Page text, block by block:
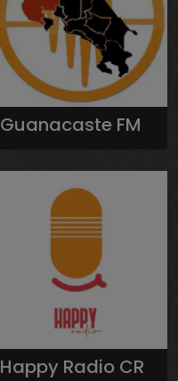
Guanacaste FM
Happy Radio CR